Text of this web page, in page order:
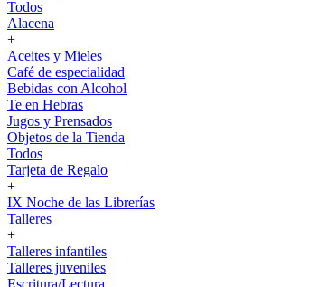
Todos
Alacena
+
Aceites y Mieles
Café de especialidad
Bebidas con Alcohol
Te en Hebras
Jugos y Prensados
Objetos de la Tienda
Todos
Tarjeta de Regalo
+
IX Noche de las Librerías
Talleres
+
Talleres infantiles
Talleres juveniles
Escritura/Lectura